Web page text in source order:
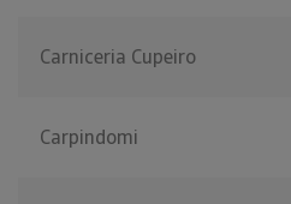
Carniceria Cupeiro
Carpindomi